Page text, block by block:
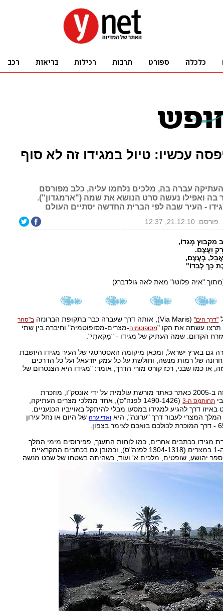
עכשיו: טיול במגידו זה לא סוף
עברה בה, מלכים נלחמו עליה, כלב מפורסם
בה ואפילו נעשה סרט הנושא את שמה ("ארמגדון").
- העיר שבה לפי הברית החדשה יסתיים העולם
פורסם: 21.12.10, 12:37
מִקִבּ‏וּ‏ץ מְגִדּ‏וֹ‏,
וָ‏עֶ‏צֶ‏ם.
אֲבָ‏ל, בְּ‏עֶ‏צֶ‏ם,
כָּ‏‏‏ךְ לְבַ‏דּ‏וֹ‏"
פלוטו" מאת לאה גולדברג)
"דרך הים"(Via Maris), אותה דרך שעברה כבר בתקופת הברונזה
ב"סהר
תרצו עשתה את הקו "מסופוטמיה-מצרים-מסופוטמיה" וחיברה בין שתי
הקדום. שמה העתיק של מגידו - "מַקאתִי".
גם בארץ ישראל, ומכאן מיקומה האסטרטגי של העיר מגידו היושבת
של רמות מנשה, וחולשת על כל עמק יזרעאל ועל כל הדרכים
או כמו שבני, רכז קורס מורי הדרך, אומר: "מגידו היא הצנטרום של
מגידו, שהוכרזה ב-2005 כאתר כאתר מורשת עולמית על ידי אונסק"ו, מוזכרת
תחוּתמֵס ה-3
(1490-1426 לפנה"ס), אחד ממלכי מצרים העתיקה,
דרך להגיע למגידו במסעו מבלי להיתקל באוייביו הכנעניים.
המצרי לעבור דרך "ערונה", היא ואדי ערהשל היום או נחל עירון
מגידו בכתבים אחרים, כמו לוחות התענך, פפירוסים מימי המלך
הפרעוני סתי ה-1 במצרים (1304-1318 לפנה"ס), וכמובן גם בכתבים המקראיים